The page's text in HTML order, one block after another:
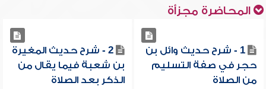
المحاضرة مجزأة
1 - شرح حديث وائل بن
حجر في صفة التسليم
من الصلاة
2 - شرح حديث المغيرة
بن شعبة فيما يقال من
الذكر بعد الصلاة